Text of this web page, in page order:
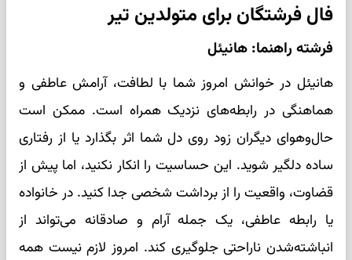
فال فرشتگان برای متولدین تیر
فرشته راهنما: هانیئل
هانیئل در خوانش امروز شما با لطافت، آرامش عاطفی و
هماهنگی در رابطه‌های نزدیک همراه است. ممکن است
حال‌وهوای دیگران زود روی دل شما اثر بگذارد یا از رفتاری
ساده دلگیر شوید. این حساسیت را انکار نکنید، اما پیش از
قضاوت، واقعیت را از برداشت شخصی جدا کنید. در خانواده
یا رابطه عاطفی، یک جمله آرام و صادقانه می‌تواند از
انباشته‌شدن ناراحتی جلوگیری کند. امروز لازم نیست همه